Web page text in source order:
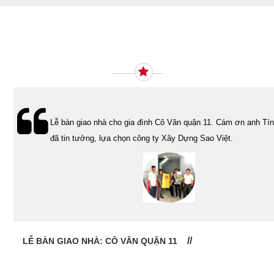
Lễ bàn giao nhà cho gia đình Cô Vân quận 11. Cám ơn anh Tính
đã tin tưởng, lựa chọn công ty Xây Dựng Sao Việt.
LỄ BÀN GIAO NHÀ: CÔ VÂN QUẬN 11